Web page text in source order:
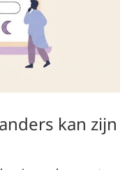
kan zijn